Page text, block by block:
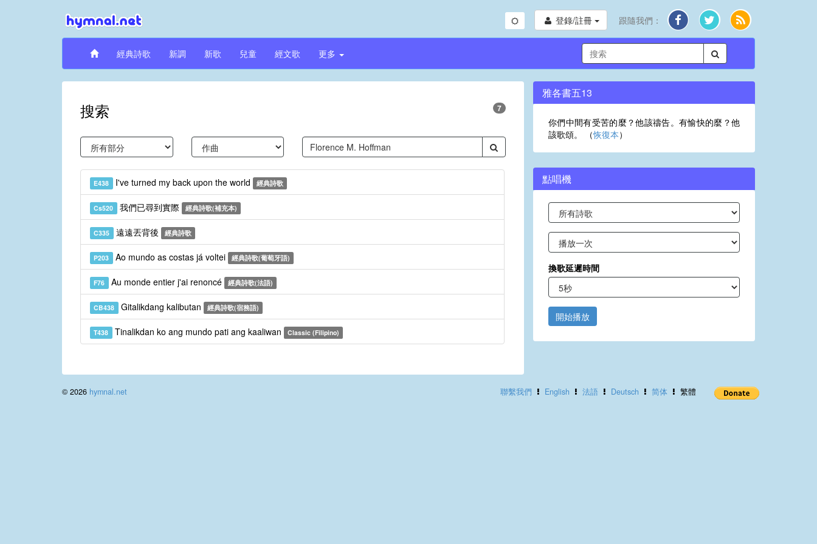
登錄/註冊 跟隨我們：
經典詩歌 新調 新歌 兒童 經文歌 更多
搜索 7
E438 I've turned my back upon the world 經典詩歌
Cs520 我們已尋到實際 經典詩歌(補充本)
C335 遠遠丟背後 經典詩歌
P203 Ao mundo as costas já voltei 經典詩歌(葡萄牙語)
F76 Au monde entier j'ai renoncé 經典詩歌(法語)
CB438 Gitalikdang kalibutan 經典詩歌(宿務語)
T438 Tinalikdan ko ang mundo pati ang kaaliwan Classic (Filipino)
雅各書五13
你們中間有受苦的麼？他該禱告。有愉快的麼？他
該歌頌。 （恢復本）
點唱機
換歌延遲時間
開始播放
聯繫我們 English 法語 Deutsch 简体 繁體
© 2026 hymnal.net